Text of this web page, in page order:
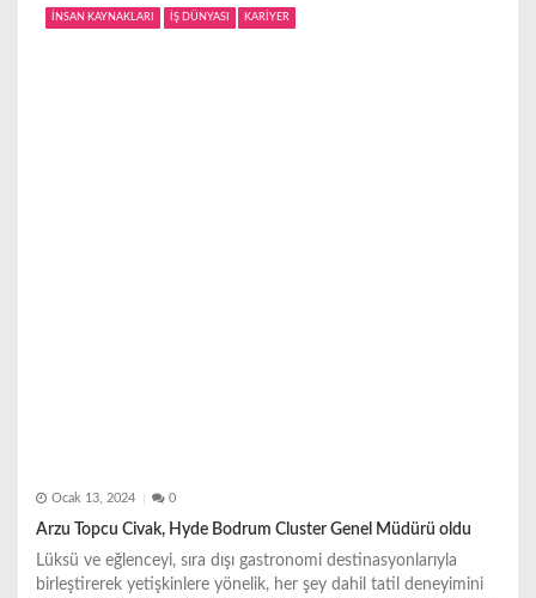
İNSAN KAYNAKLARI İŞ DÜNYASI KARİYER
Ocak 13, 2024 0
Arzu Topcu Civak, Hyde Bodrum Cluster Genel Müdürü oldu
Lüksü ve eğlenceyi, sıra dışı gastronomi destinasyonlarıyla
birleştirerek yetişkinlere yönelik, her şey dahil tatil deneyimini